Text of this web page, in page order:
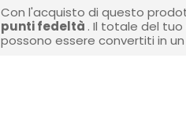
Con l'acquisto di questo
punti fedeltà . Il totale del
possono essere convertiti in